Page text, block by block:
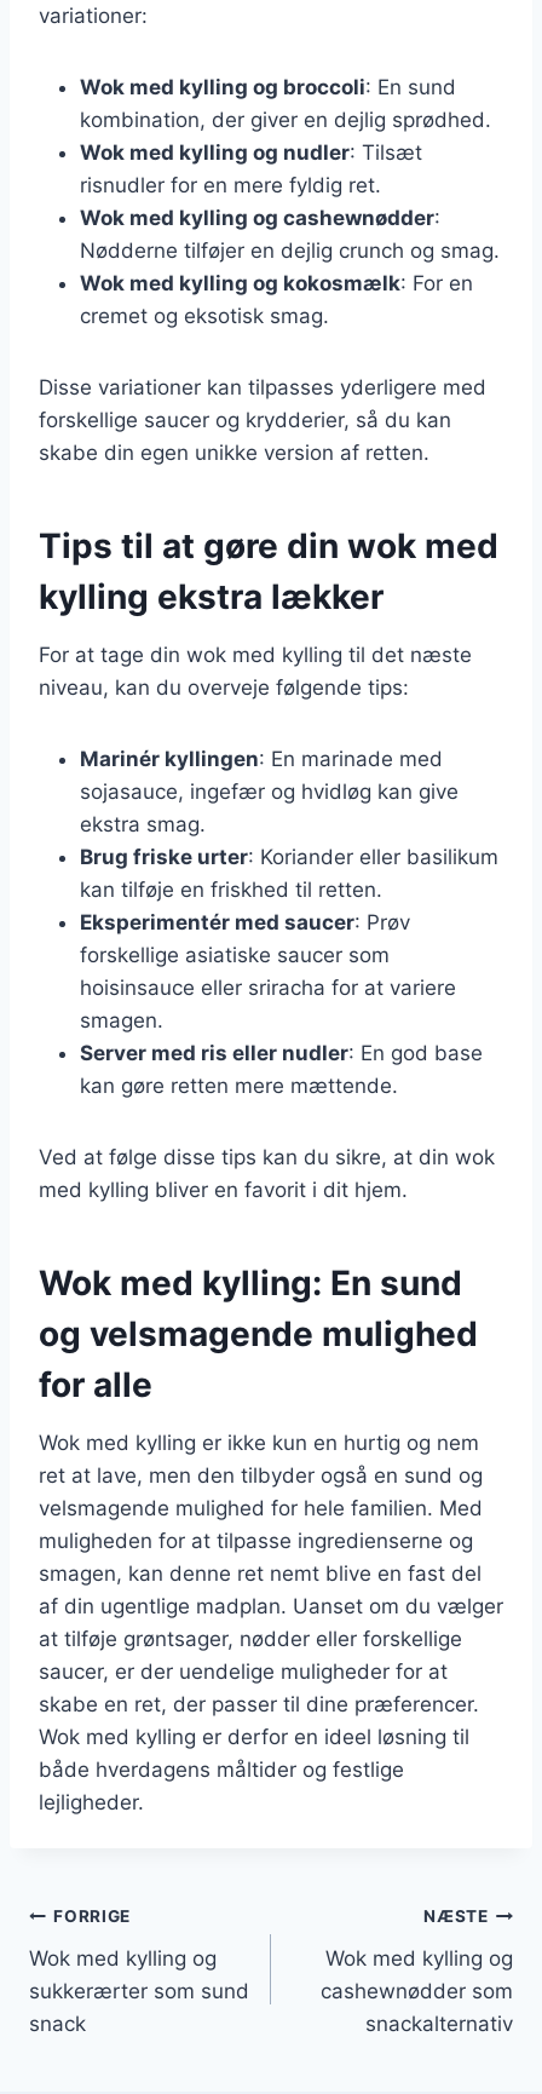
variationer:
Wok med kylling og broccoli: En sund
kombination, der giver en dejlig sprødhed.
Wok med kylling og nudler: Tilsæt
risnudler for en mere fyldig ret.
Wok med kylling og cashewnødder:
Nødderne tilføjer en dejlig crunch og smag.
Wok med kylling og kokosmælk: For en
cremet og eksotisk smag.
Disse variationer kan tilpasses yderligere med
forskellige saucer og krydderier, så du kan
skabe din egen unikke version af retten.
Tips til at gøre din wok med
kylling ekstra lækker
For at tage din wok med kylling til det næste
niveau, kan du overveje følgende tips:
Marinér kyllingen: En marinade med
sojasauce, ingefær og hvidløg kan give
ekstra smag.
Brug friske urter: Koriander eller basilikum
kan tilføje en friskhed til retten.
Eksperimentér med saucer: Prøv
forskellige asiatiske saucer som
hoisinsauce eller sriracha for at variere
smagen.
Server med ris eller nudler: En god base
kan gøre retten mere mættende.
Ved at følge disse tips kan du sikre, at din wok
med kylling bliver en favorit i dit hjem.
Wok med kylling: En sund
og velsmagende mulighed
for alle
Wok med kylling er ikke kun en hurtig og nem
ret at lave, men den tilbyder også en sund og
velsmagende mulighed for hele familien. Med
muligheden for at tilpasse ingredienserne og
smagen, kan denne ret nemt blive en fast del
af din ugentlige madplan. Uanset om du vælger
at tilføje grøntsager, nødder eller forskellige
saucer, er der uendelige muligheder for at
skabe en ret, der passer til dine præferencer.
Wok med kylling er derfor en ideel løsning til
både hverdagens måltider og festlige
lejligheder.
Indlægsnavigation
FORRIGE
Wok med kylling og
sukkerærter som sund
snack
NÆSTE
Wok med kylling og
cashewnødder som
snackalternativ